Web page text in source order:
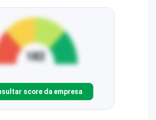
score da empresa